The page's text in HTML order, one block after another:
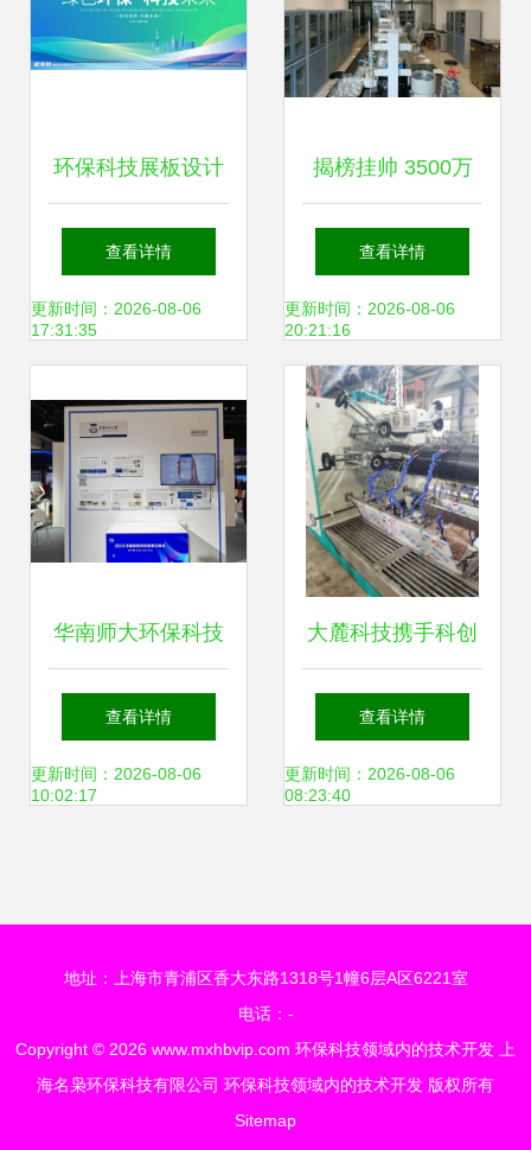
环保科技展板设计
图 技术开发与视觉
表达的完美融合
查看详情
更新时间：2026-08-06
17:31:35
揭榜挂帅 3500万
邀你共克骨肽乳酸
菌口服液产业化技
术瓶颈，引领环保
科技新突破
查看详情
更新时间：2026-08-06
20:21:16
华南师大环保科技
成果闪耀2024中国
高校科交会
查看详情
更新时间：2026-08-06
10:02:17
大麓科技携手科创
空间数智技术，打
造管道检测行业典
查看详情
更新时间：2026-08-06
08:23:40
地址：上海市青浦区香大东路1318号1幢6层A区6221室
电话：-
Copyright © 2026 www.mxhbvip.com 环保科技领域内的技术开发
上
海名枭环保科技有限公司 环保科技领域内的技术开发 版权所有
Sitemap